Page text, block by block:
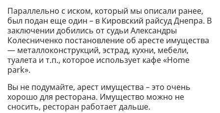
Параллельно с иском, который мы описали ранее,
был подан еще один – в Кировский райсуд Днепра. В
заключении добились от судьи Александры
Колесниченко постановление об аресте имущества
— металлоконструкций, эстрад, кухни, мебели,
туалета и т.п., которое использует кафе «Home
park».
Вы не подумайте, арест имущества – это очень
хорошо для ресторана. Имущество можно не
сносить, ресторан работает дальше.